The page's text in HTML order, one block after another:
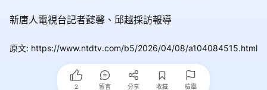
新唐人電視台記者懿馨、邱越採訪報導
原文: https://www.ntdtv.com/b5/2026/04/08/a104084515.html
2 留言 分享 收藏 檢舉